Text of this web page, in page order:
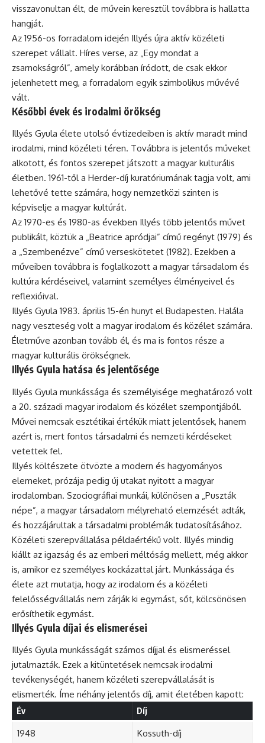
visszavonultan élt, de művein keresztül továbbra is hallatta
hangját.
Az 1956-os forradalom idején Illyés újra aktív közéleti
szerepet vállalt. Híres verse, az „Egy mondat a
zsarnokságról”, amely korábban íródott, de csak ekkor
jelenhetett meg, a forradalom egyik szimbolikus művévé
vált.
Későbbi évek és irodalmi örökség
Illyés Gyula élete utolsó évtizedeiben is aktív maradt mind
irodalmi, mind közéleti téren. Továbbra is jelentős műveket
alkotott, és fontos szerepet játszott a magyar kulturális
életben. 1961-től a Herder-díj kuratóriumának tagja volt, ami
lehetővé tette számára, hogy nemzetközi szinten is
képviselje a magyar kultúrát.
Az 1970-es és 1980-as években Illyés több jelentős művet
publikált, köztük a „Beatrice apródjai” című regényt (1979) és
a „Szembenézve” című verseskötetet (1982). Ezekben a
műveiben továbbra is foglalkozott a magyar társadalom és
kultúra kérdéseivel, valamint személyes élményeivel és
reflexióival.
Illyés Gyula 1983. április 15-én hunyt el Budapesten. Halála
nagy veszteség volt a magyar irodalom és közélet számára.
Életműve azonban tovább él, és ma is fontos része a
magyar kulturális örökségnek.
Illyés Gyula hatása és jelentősége
Illyés Gyula munkássága és személyisége meghatározó volt
a 20. századi magyar irodalom és közélet szempontjából.
Művei nemcsak esztétikai értékük miatt jelentősek, hanem
azért is, mert fontos társadalmi és nemzeti kérdéseket
vetettek fel.
Illyés költészete ötvözte a modern és hagyományos
elemeket, prózája pedig új utakat nyitott a magyar
irodalomban. Szociográfiai munkái, különösen a „Puszták
népe”, a magyar társadalom mélyreható elemzését adták,
és hozzájárultak a társadalmi problémák tudatosításához.
Közéleti szerepvállalása példaértékű volt. Illyés mindig
kiállt az igazság és az emberi méltóság mellett, még akkor
is, amikor ez személyes kockázattal járt. Munkássága és
élete azt mutatja, hogy az irodalom és a közéleti
felelősségvállalás nem zárják ki egymást, sőt, kölcsönösen
erősíthetik egymást.
Illyés Gyula díjai és elismerései
Illyés Gyula munkásságát számos díjjal és elismeréssel
jutalmazták. Ezek a kitüntetések nemcsak irodalmi
tevékenységét, hanem közéleti szerepvállalását is
elismerték. Íme néhány jelentős díj, amit életében kapott:
Év Díj
1948 Kossuth-díj